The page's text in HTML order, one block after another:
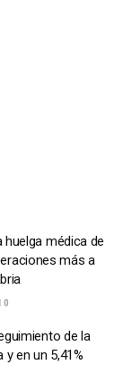
huelga médica de
más a
0
de la
en un 5,41%